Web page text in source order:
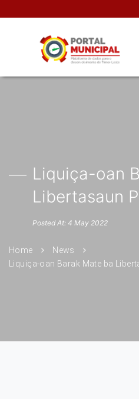
Liquiça-oan
Libertasaun
Posted At: 4 May 2022
Home
News
Liquiça-oan Barak Mate ba